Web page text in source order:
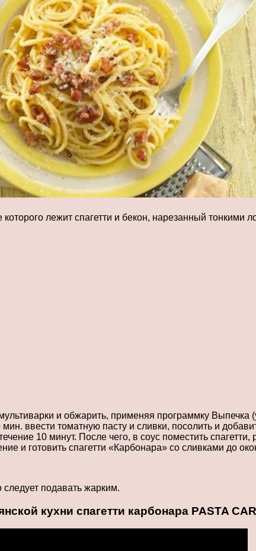
лежит спагетти и бекон, нарезанный тонкими
и обжарить, применяя программку Выпечка
ввести томатную пасту и сливки, посолить и
10 минут. После чего, в соус поместить
и готовить спагетти «Карбонара» со сливками до
подавать жарким.
кухни спагетти карбонара PASTA